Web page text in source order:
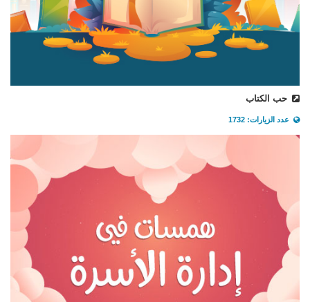
حب الكتاب
عدد الزيارات: 1732